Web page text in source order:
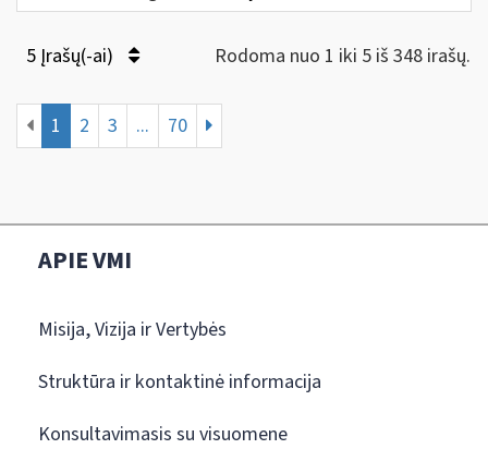
5 Įrašų(-ai) Rodoma nuo 1 iki 5 iš 348 irašų.
1 2 3 ... 70
APIE VMI
Misija, Vizija ir Vertybės
Struktūra ir kontaktinė informacija
Konsultavimasis su visuomene